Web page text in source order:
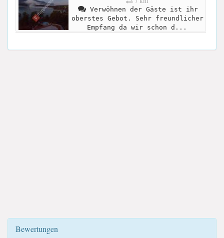
Verwöhnen der Gäste ist ihr
oberstes Gebot. Sehr freundlicher
Empfang da wir schon d...
Bewertungen